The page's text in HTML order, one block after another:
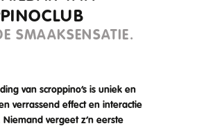
SMAAKSENSATIE.
van scroppino’s is uniek en
verrassend effect en interactie
vergeet z’n eerste